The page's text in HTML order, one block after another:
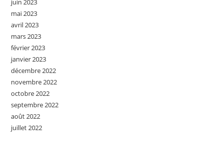
juin 2023
mai 2023
avril 2023
mars 2023
février 2023
janvier 2023
décembre 2022
novembre 2022
octobre 2022
septembre 2022
août 2022
juillet 2022